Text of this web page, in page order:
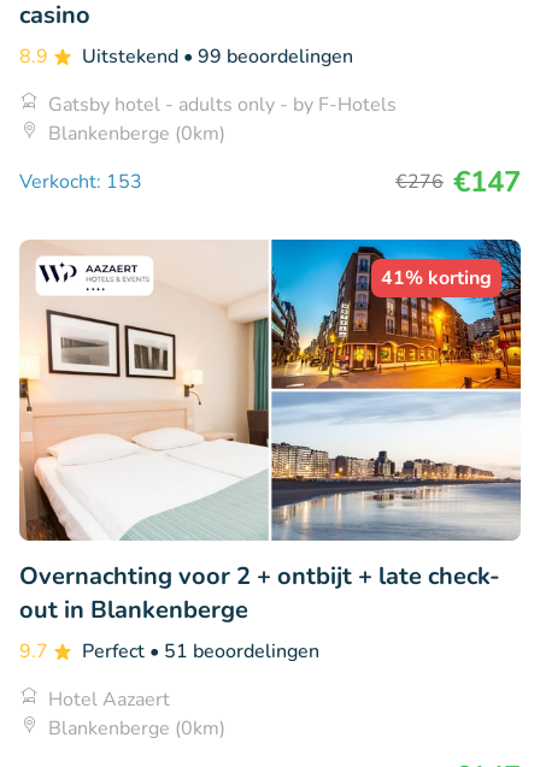
casino
8.9 Uitstekend • 99 beoordelingen
Gatsby hotel - adults only - by F-Hotels
Blankenberge (0km)
Verkocht: 153
€276 €147
41% korting
Overnachting voor 2 + ontbijt + late check-
out in Blankenberge
9.7 Perfect • 51 beoordelingen
Hotel Aazaert
Blankenberge (0km)